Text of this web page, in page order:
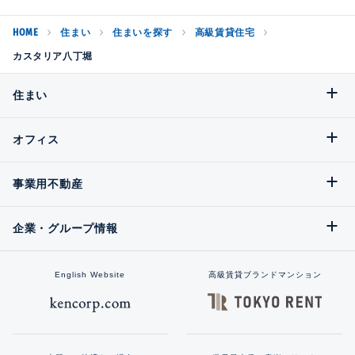
HOME 住まい 住まいを探す 高級賃貸住宅
カスタリア八丁堀
住まい
オフィス
事業用不動産
企業・グループ情報
English Website 高級賃貸ブランドマンション